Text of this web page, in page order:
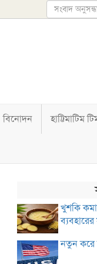
বিনোদন হাট্টিমাটিম
খুশকি
নতুন করে